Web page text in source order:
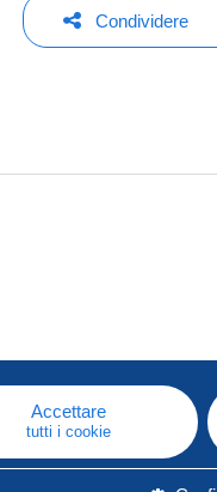
Condividere
Accettare
tutti i cookie